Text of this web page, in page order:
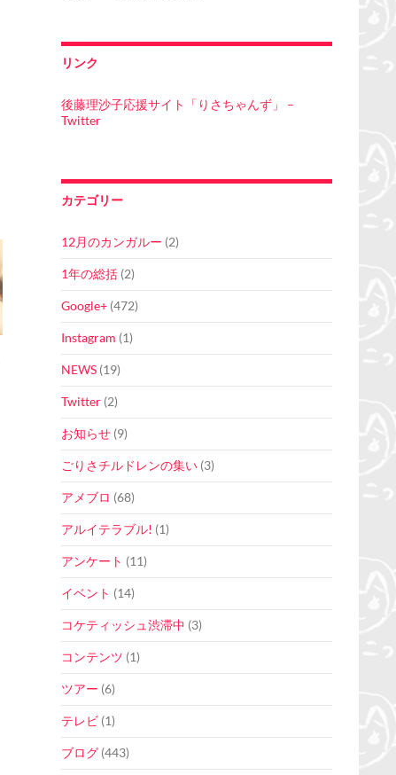
リンク
後藤理沙子応援サイト「りさちゃんず」 –
Twitter
カテゴリー
12月のカンガルー (2)
1年の総括 (2)
Google+ (472)
Instagram (1)
NEWS (19)
Twitter (2)
お知らせ (9)
ごりさチルドレンの集い (3)
アメブロ (68)
アルイテラブル! (1)
アンケート (11)
イベント (14)
コケティッシュ渋滞中 (3)
コンテンツ (1)
ツアー (6)
テレビ (1)
ブログ (443)